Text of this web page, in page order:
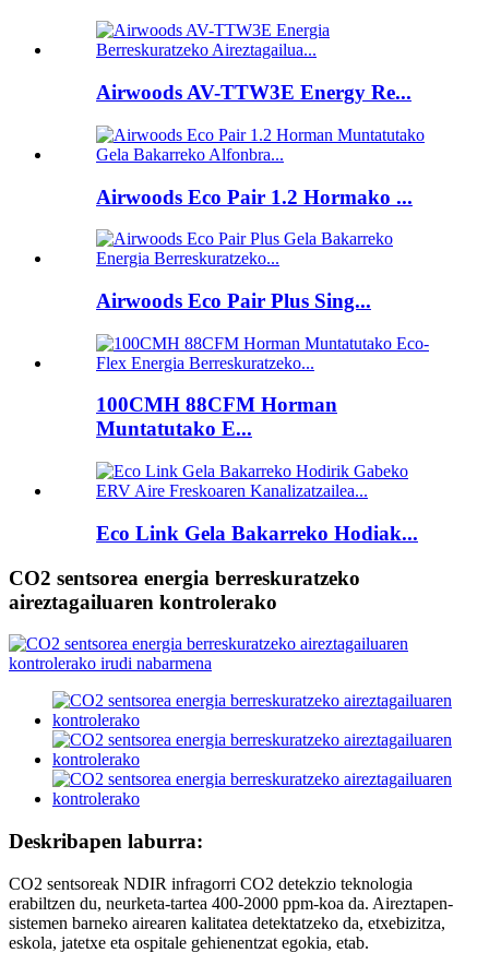
Airwoods AV-TTW3E Energy Re...
Airwoods Eco Pair 1.2 Hormako ...
Airwoods Eco Pair Plus Sing...
100CMH 88CFM Horman
Muntatutako E...
Eco Link Gela Bakarreko Hodiak...
CO2 sentsorea energia berreskuratzeko
aireztagailuaren kontrolerako
Deskribapen laburra:
CO2 sentsoreak NDIR infragorri CO2 detekzio teknologia
erabiltzen du, neurketa-tartea 400-2000 ppm-koa da. Aireztapen-
sistemen barneko airearen kalitatea detektatzeko da, etxebizitza,
eskola, jatetxe eta ospitale gehienentzat egokia, etab.